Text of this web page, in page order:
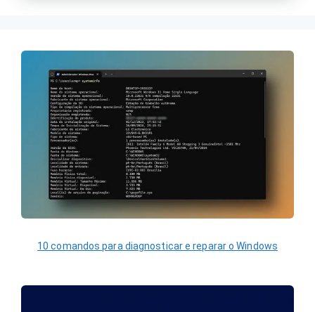
10 comandos para diagnosticar e reparar o Windows